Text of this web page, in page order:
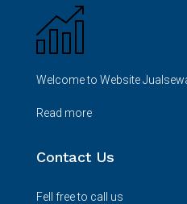
Welcome to Website
Read more
Contact Us
Fell free to call us